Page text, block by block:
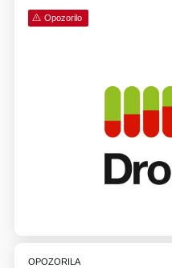
Opozorilo
OPOZORILA